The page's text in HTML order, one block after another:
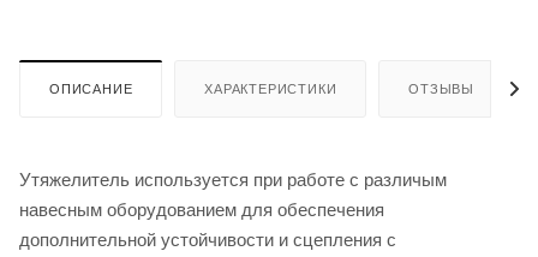
ОПИСАНИЕ ХАРАКТЕРИСТИКИ ОТЗЫВЫ
Утяжелитель используется при работе с различым
навесным оборудованием для обеспечения
дополнительной устойчивости и сцепления с